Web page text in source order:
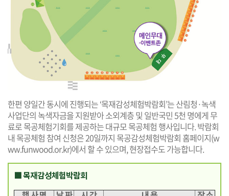
한편 양일간 동시에 진행되는 ‘목재감성체험박람회’는 산림청·녹색
사업단의 녹색자금을 지원받아 소외계층 및 일반국민 5천 명에게 무
료로 목공체험기회를 제공하는 대규모 목공체험 행사입니다. 박람회
내 목공체험 참여 신청은 20일까지 목공감성체험박람회 홈페이지(w
ww.funwood.or.kr)에서 할 수 있으며, 현장접수도 가능합니다.
■ 목재감성체험박람회